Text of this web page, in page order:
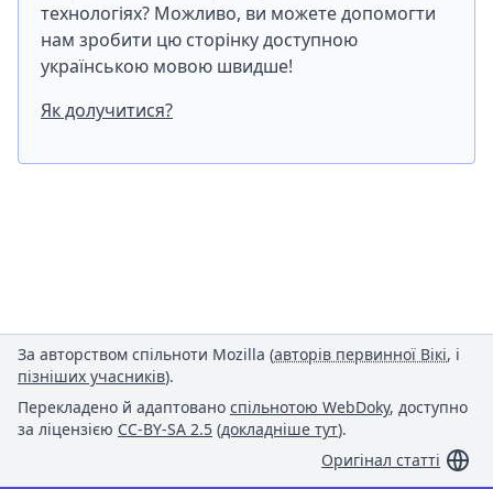
технологіях? Можливо, ви можете допомогти
нам зробити цю сторінку доступною
українською мовою швидше!
Як долучитися?
За авторством спільноти Mozilla (авторів первинної Вікі, і
пізніших учасників).
Перекладено й адаптовано спільнотою WebDoky, доступно
за ліцензією CC-BY-SA 2.5 (докладніше тут).
Оригінал статті